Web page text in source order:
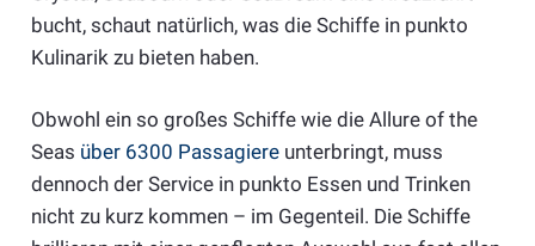
bucht, schaut natürlich, was die Schiffe in punkto
Kulinarik zu bieten haben.
Obwohl ein so großes Schiffe wie die Allure of the
Seas über 6300 Passagiereunterbringt, muss
dennoch der Service in punkto Essen und Trinken
nicht zu kurz kommen – im Gegenteil. Die Schiffe